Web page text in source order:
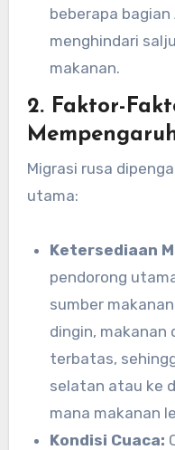
beberapa
menghindari
makanan.
2. Faktor-
Migrasi rusa
utama:
Ketersediaan
pendorong
sumber
dingin, makanan
terbatas,
selatan atau ke
mana makanan
Kondisi Cuaca: